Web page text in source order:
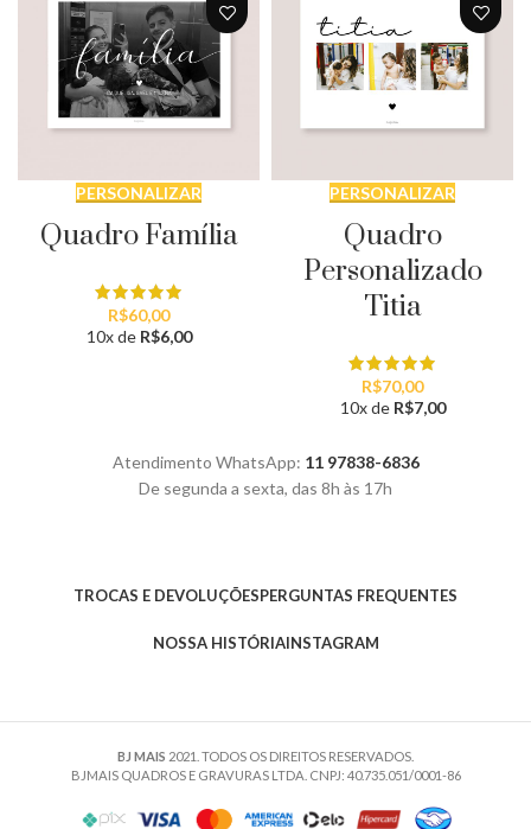
PERSONALIZAR
Quadro Família
R$60,00
10x de R$6,00
PERSONALIZAR
Quadro
Personalizado
Titia
R$70,00
10x de R$7,00
Atendimento WhatsApp: 11 97838-6836
De segunda a sexta, das 8h às 17h
TROCAS E DEVOLUÇÕESPERGUNTAS FREQUENTES
NOSSA HISTÓRIAINSTAGRAM
BJ MAIS 2021. TODOS OS DIREITOS RESERVADOS.
BJMAIS QUADROS E GRAVURAS LTDA. CNPJ: 40.735.051/0001-86